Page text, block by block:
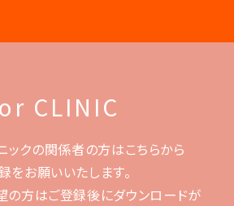
CLINIC
ックの関係者の方はこちらから
をお願いいたします。
の方はご登録後にダウンロードが